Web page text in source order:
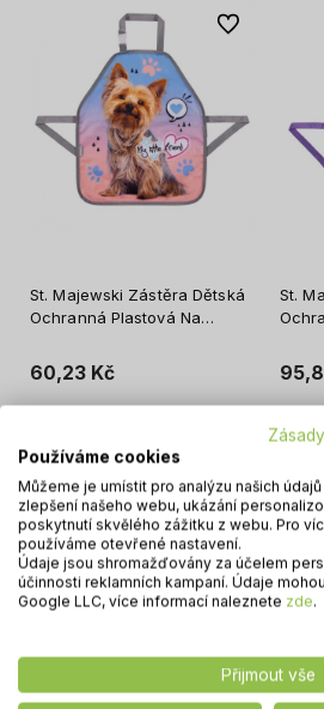
St. Majewski Zástěra Dětská
Ochranná Plastová Na
Malý Přítel
60,23 Kč
Do oblíbených
St.
Používáme cookies
Můžeme je umístit pro analýzu našich
zlepšení našeho webu, ukázání
poskytnutí skvělého zážitku z webu. Pro
používáme otevřené nastavení.
Údaje jsou shromažďovány za účelem
účinnosti reklamních kampaní. Údaje
Google LLC, více informací naleznete zde.
Přijmout vše